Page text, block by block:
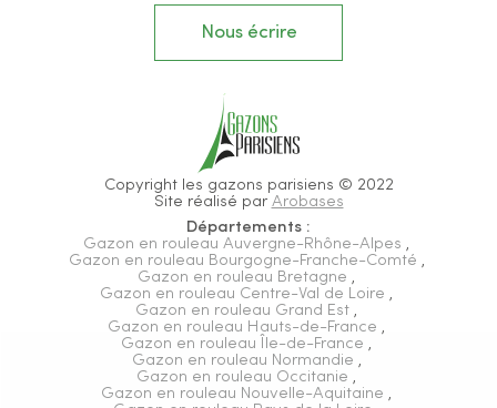
Nous écrire
Copyright les gazons parisiens © 2022
Site réalisé par Arobases
Départements :
Gazon en rouleau Auvergne-Rhône-Alpes ,
Gazon en rouleau Bourgogne-Franche-Comté ,
Gazon en rouleau Bretagne ,
Gazon en rouleau Centre-Val de Loire ,
Gazon en rouleau Grand Est ,
Gazon en rouleau Hauts-de-France ,
Gazon en rouleau Île-de-France ,
Gazon en rouleau Normandie ,
Gazon en rouleau Occitanie ,
Gazon en rouleau Nouvelle-Aquitaine ,